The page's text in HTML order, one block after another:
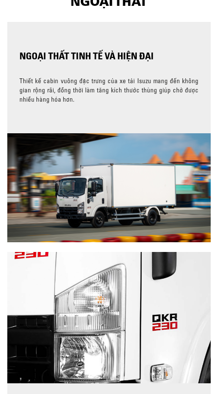
NGOẠI THẤT TINH TẾ VÀ HIỆN ĐẠI
Thiết kế cabin vuông đặc trưng của xe tải Isuzu mang đến không
gian rộng rãi, đồng thời làm tăng kích thước thùng giúp chở được
nhiều hàng hóa hơn.